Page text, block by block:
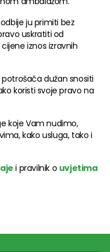
ju primiti bez
uskratiti od
iznos izravnih
dužan snositi
koristi svoje pravo na
koje Vam nudimo,
kako usluga, tako i
i pravilnik o uvjetima